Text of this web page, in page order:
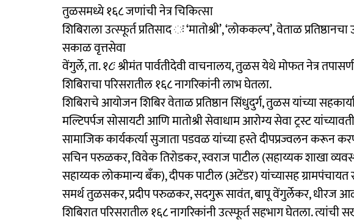
तुळसमध्ये १६८ जणांची नेत्र चिकित्सा
शिबिराला उत्स्फूर्त प्रतिसाद ः ‘मातोश्री’, ‘लोककल्प’, वेताळ
सकाळ वृत्तसेवा
वेंगुर्ले, ता. १८ः श्रीमंत पार्वतीदेवी वाचनालय, तुळस येथे मोफत नेत्र
शिबिराचा परिसरातील १६८ नागरिकांनी लाभ घेतला.
शिबिराचे आयोजन शिबिर वेताळ प्रतिष्ठान सिंधुदुर्ग, तुळस यांच्या
मल्टिपर्पज सोसायटी आणि मातोश्री सेवाधाम आरोग्य सेवा ट्रस्ट
सामाजिक कार्यकर्त्या सुजाता पडवळ यांच्या हस्ते दीपप्रज्वलन करून
सचिन परुळकर, विवेक तिरोडकर, स्वराज पाटील (सहाय्यक शाखा
सहाय्यक लोकमान्य बँक), दीपक पाटील (अटेंडर) यांच्यासह
समर्थ तुळसकर, प्रदीप परुळकर, सदगुरू सावंत, बापू वेंगुर्लेकर, धीरज
शिबिरात परिसरातील १६८ नागरिकांनी उत्स्फूर्त सहभाग घेतला.